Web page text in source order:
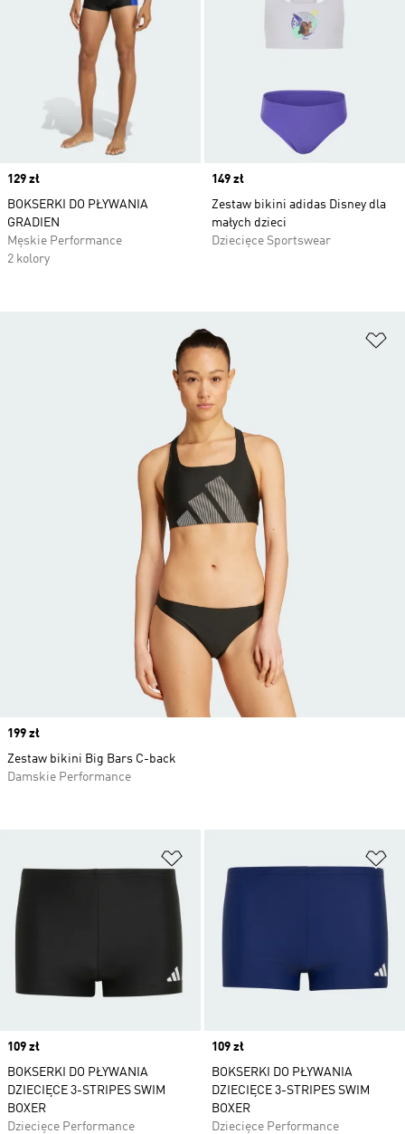
Price
129 zł
BOKSERKI DO PŁYWANIA
GRADIEN
Męskie Performance
2 kolory
Price
149 zł
Zestaw bikini adidas Disney dla
małych dzieci
Dziecięce Sportswear
Price
109 zł
BOKSERKI DO PŁYWANIA
DZIECIĘCE 3-STRIPES SWIM
BOXER
Dziecięce Performance
Price
109 zł
BOKSERKI DO PŁYWANIA
DZIECIĘCE 3-STRIPES SWIM
BOXER
Dziecięce Performance
Price
199 zł
Zestaw bikini Big Bars C-back
Damskie Performance